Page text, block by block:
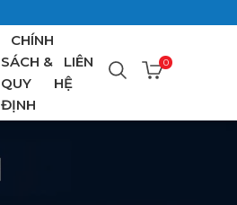
CHÍNH
SÁCH &
QUY
ĐỊNH
LIÊN
HỆ
0